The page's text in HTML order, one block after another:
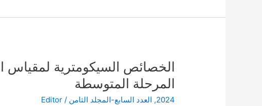
الخصائص السيكومترية لمقياس
المرحلة المتوسطة
2024
, العدد السابع-المجلد الثامن /
Editor
الخصائص
السيكومترية
لمقياس
السلوك